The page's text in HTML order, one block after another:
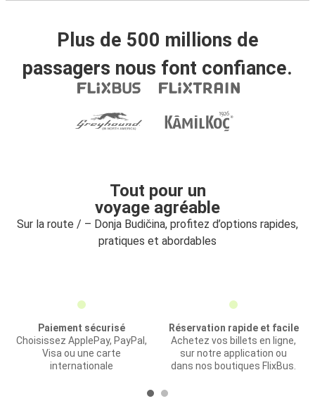
Plus de 500 millions de
passagers nous font confiance.
Tout pour un
voyage agréable
Sur la route / – Donja Budičina, profitez d’options rapides,
pratiques et abordables
Paiement sécurisé
Choisissez ApplePay, PayPal,
Visa ou une carte
internationale
Réservation rapide et facile
Achetez vos billets en ligne,
sur notre application ou
dans nos boutiques FlixBus.